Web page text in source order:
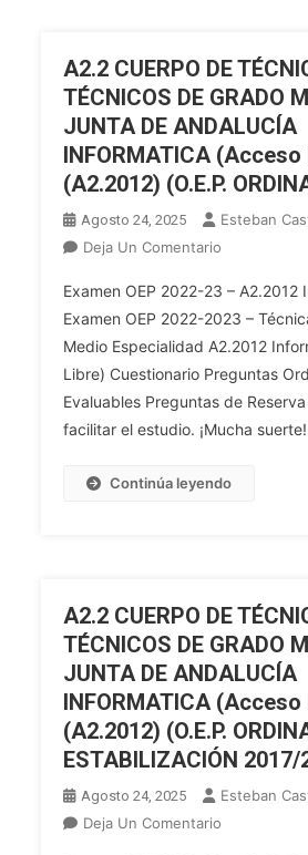
Técnicos.
C1.2003
Informática.
P
A2.2 CUERPO DE
TÉCNICOS DE GRADO
JUNTA DE ANDALUCÍA
INFORMATICA (Acceso
(A2.2012) (O.E.P.
Agosto 24, 2025
Esteban
Deja Un Comentario
CUERPO
DE
TÉCNICAS
Y
TÉCNICOS
DE
MEDIO
ANDALUCÍA
(Acceso
Libre)
(A2.2012)
(O.E.P.
ORDINARIA
Examen OEP 2022-23 – A2.2012
Examen OEP 2022-2023 –
Medio Especialidad A2.2012
Libre) Cuestionario Preguntas
Evaluables Preguntas de
facilitar el estudio. ¡Mucha suerte!
Continúa leyendo
A2.2 CUERPO DE
TÉCNICOS DE GRADO
JUNTA DE ANDALUCÍA
INFORMATICA (Acceso
(A2.2012) (O.E.P.
ESTABILIZACIÓN 2017/
Agosto 24, 2025
Esteban
Deja Un Comentario